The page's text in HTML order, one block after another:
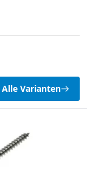
Alle Varianten